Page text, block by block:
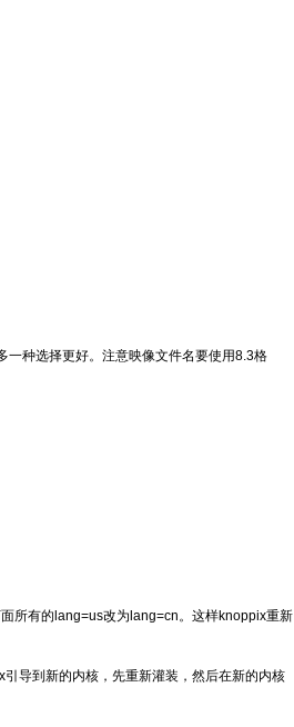
种选择更好。注意映像文件名要使用8.3格
所有的lang=us改为lang=cn。这样knoppix重新
导到新的内核，先重新灌装，然后在新的内核